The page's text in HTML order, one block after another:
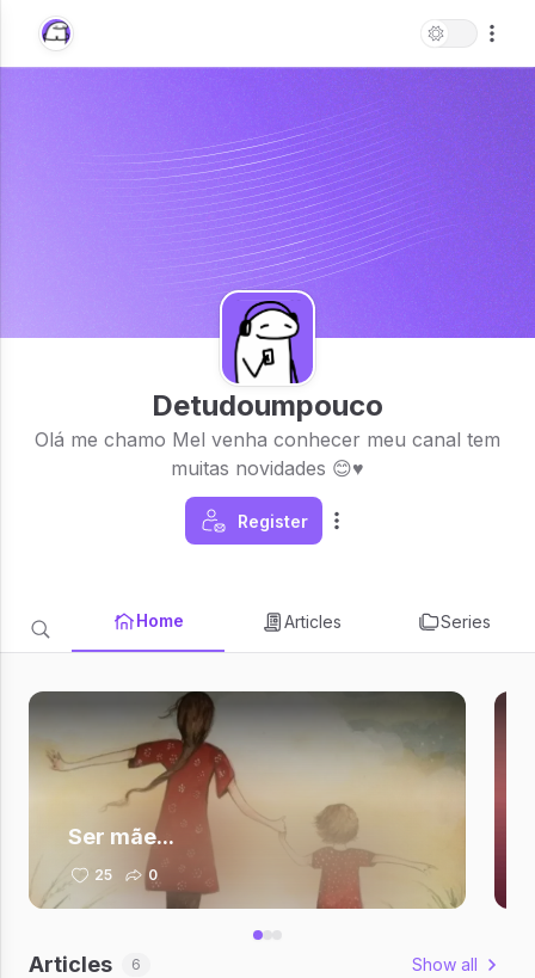
Detudoumpouco
Olá me chamo Mel venha conhecer meu canal tem
muitas novidades 😊♥️
Register
Home Articles Series
Ser mãe...
25 0
Articles 6 Show all